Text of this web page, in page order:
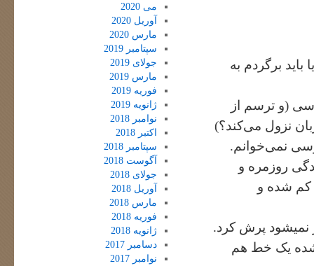
برگردم به
(و ترسم از
نزول می‌کند؟)
نمی‌خوانم.
روزمره و
کم شده و
نمیشود پرش کرد.
شده یک خط هم
می 2020
آوریل 2020
مارس 2020
سپتامبر 2019
جولای 2019
مارس 2019
فوریه 2019
ژانویه 2019
نوامبر 2018
اکتبر 2018
سپتامبر 2018
آگوست 2018
جولای 2018
آوریل 2018
مارس 2018
فوریه 2018
ژانویه 2018
دسامبر 2017
نوامبر 2017